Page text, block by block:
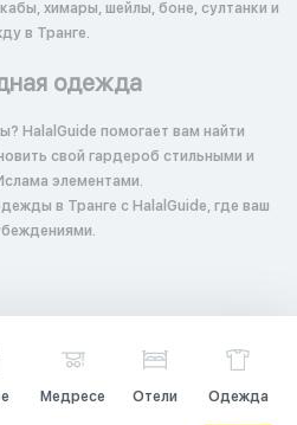
химары, шейлы, боне, султанки и
в Транге.
одежда
HalalGuide помогает вам найти
свой гардероб стильными и
элементами.
в Транге с HalalGuide, где ваш
Медресе Отели Одежда